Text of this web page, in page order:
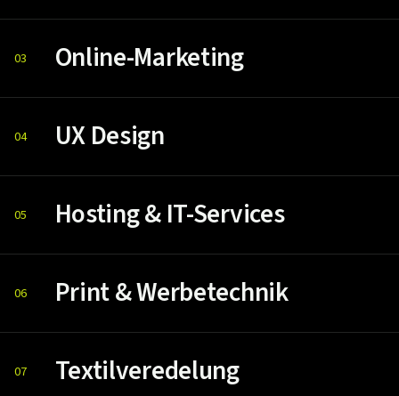
03 Online-Marketing
04 UX Design
05 Hosting & IT-Services
06 Print & Werbetechnik
07 Textilveredelung